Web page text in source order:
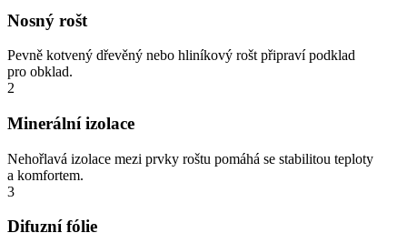
Nosný rošt
Pevně kotvený dřevěný nebo hliníkový rošt připraví podklad
pro obklad.
2
Minerální izolace
Nehořlavá izolace mezi prvky roštu pomáhá se stabilitou teploty
a komfortem.
3
Difuzní fólie